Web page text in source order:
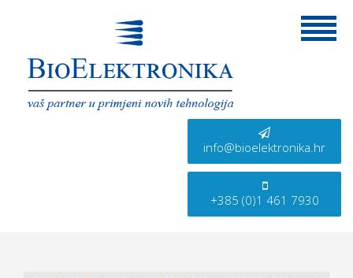
info@bioelektronika.hr
+385 (0)1 461 7930